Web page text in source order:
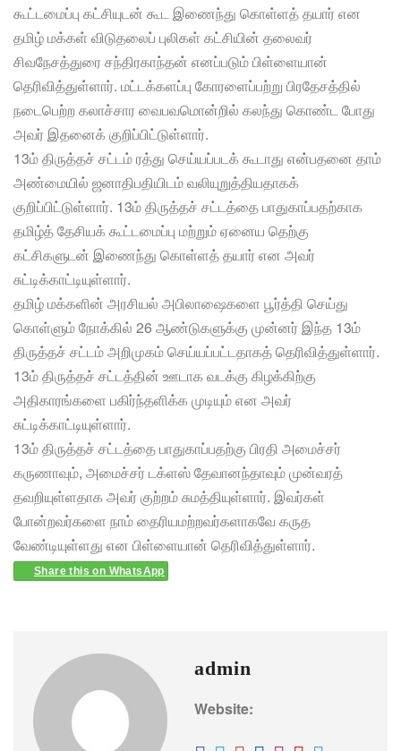
கூட்டமைப்பு கட்சியுடன் கூட இணைந்து கொள்ளத் தயார் என
தமிழ் மக்கள் விடுதலைப் புலிகள் கட்சியின் தலைவர்
சிவநேசத்துரை சந்திரகாந்தன் எனப்படும் பிள்ளையான்
தெரிவித்துள்ளார். மட்டக்களப்பு கோரளைப்பற்று பிரதேசத்தில்
நடைபெற்ற கலாச்சார வைபவமொன்றில் கலந்து கொண்ட போது
அவர் இதனைக் குறிப்பிட்டுள்ளார்.
13ம் திருத்தச் சட்டம் ரத்து செய்யப்படக் கூடாது என்பதனை தாம்
அண்மையில் ஜனாதிபதியிடம் வலியுறுத்தியதாகக்
குறிப்பிட்டுள்ளார். 13ம் திருத்தச் சட்டத்தை பாதுகாப்பதற்காக
தமிழ்த் தேசியக் கூட்டமைப்பு மற்றும் ஏனைய தெற்கு
கட்சிகளுடன் இணைந்து கொள்ளத் தயார் என அவர்
சுட்டிக்காட்டியுள்ளார்.
தமிழ் மக்களின் அரசியல் அபிலாஷைகளை பூர்த்தி செய்து
கொள்ளும் நோக்கில் 26 ஆண்டுகளுக்கு முன்னர் இந்த 13ம்
திருத்தச் சட்டம் அறிமுகம் செய்யப்பட்டதாகத் தெரிவித்துள்ளார்.
13ம் திருத்தச் சட்டத்தின் ஊடாக வடக்கு கிழக்கிற்கு
அதிகாரங்களை பகிர்ந்தளிக்க முடியும் என அவர்
சுட்டிக்காட்டியுள்ளார்.
13ம் திருத்தச் சட்டத்தை பாதுகாப்பதற்கு பிரதி அமைச்சர்
கருணாவும், அமைச்சர் டக்ளஸ் தேவானந்தாவும் முன்வரத்
தவறியுள்ளதாக அவர் குற்றம் சுமத்தியுள்ளார். இவர்கள்
போன்றவர்களை நாம் தைரியமற்றவர்களாகவே கருத
வேண்டியுள்ளது என பிள்ளையான் தெரிவித்துள்ளார்.
Share this on WhatsApp
admin
Website: